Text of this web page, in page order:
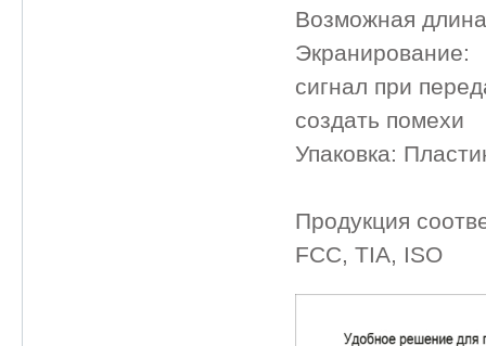
Возможная
Экранирование:
сигнал при
создать помехи
Упаковка:
Продукция
FCC, TIA, ISO